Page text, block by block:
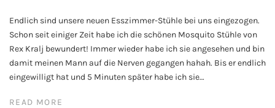
Endlich sind unsere neuen Esszimmer-Stühle bei uns eingezogen.
Schon seit einiger Zeit habe ich die schönen Mosquito Stühle von
Rex Kralj bewundert! Immer wieder habe ich sie angesehen und bin
damit meinen Mann auf die Nerven gegangen hahah. Bis er endlich
eingewilligt hat und 5 Minuten später habe ich sie…
READ MORE